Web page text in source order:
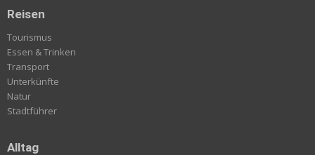
Reisen
Tourismus
Essen & Trinken
Transport
Unterkünfte
Natur
Stadtführer
Alltag